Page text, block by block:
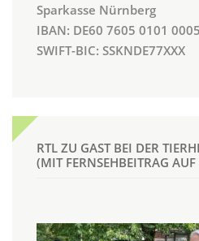
Sparkasse Nürnberg
IBAN: DE60 7605 0101
SWIFT-BIC: SSKNDE77XXX
RTL ZU GAST BEI DER
(MIT FERNSEHBEITRAG